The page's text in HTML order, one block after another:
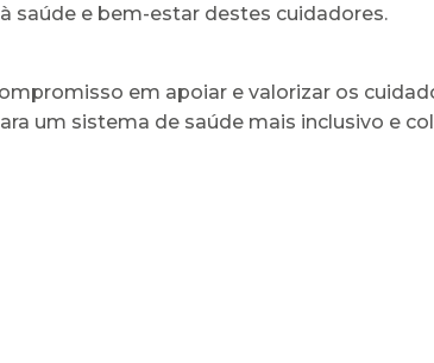
saúde e bem-estar destes cuidadores.
em apoiar e valorizar os
um sistema de saúde mais inclusivo e